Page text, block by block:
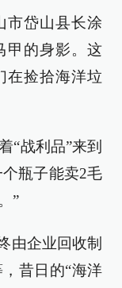
市岱山县长涂
甲的身影。这
在捡拾海洋垃
“战利品”来到
瓶子能卖2毛
”
由企业回收制
昔日的“海洋